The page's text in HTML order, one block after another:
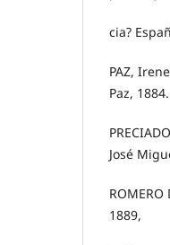
cia?
PAZ,
Paz, 1884.
José
1889,